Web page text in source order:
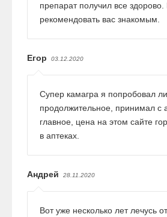
препарат получил все здорово.
рекомендовать вас знакомым.
Егор 03.12.2020
Супер камагра я попробовал
продолжительное, принимал с
главное, цена на этом сайте
в аптеках.
Андрей 28.11.2020
Вот уже несколько лет лечусь